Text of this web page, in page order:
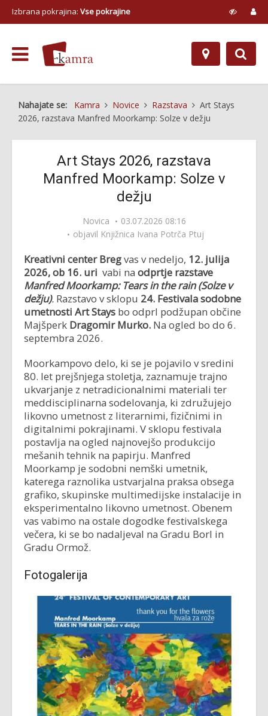
Izbrana pokrajina: Vse pokrajine
Nahajate se: Kamra Novice Razstava
Art Stays
2026, razstava Manfred Moorkamp: Solze v dežju
Art Stays 2026, razstava
Manfred Moorkamp: Solze v
dežju
Novica
03.07.2026 08:16
objavil Knjižnica Ivana Potrča Ptuj
Kreativni center Bregvas v nedeljo, 12. julija
2026, ob 16. uri vabi na odprtje razstave
Manfred Moorkamp: Tears in the rain (Solze v
dežju). Razstavo v sklopu 24. Festivala sodobne
umetnosti Art Stays bo odprl podžupan občine
Majšperk Dragomir Murko. Na ogled bo do 6.
septembra 2026.
Moorkampovo delo, ki se je pojavilo v sredini
80. let prejšnjega stoletja, zaznamuje trajno
ukvarjanje z netradicionalnimi materiali ter
meddisciplinarna sodelovanja, ki združujejo
likovno umetnost z literarnimi, fizičnimi in
digitalnimi pokrajinami. V sklopu festivala
postavlja na ogled najnovejšo produkcijo
mešanih tehnik na papirju. Manfred
Moorkamp je sodobni nemški umetnik,
katerega raznolika ustvarjalna praksa obsega
grafiko, skupinske multimedijske instalacije in
eksperimentalno likovno umetnost. Obenem
vas vabimo na ostale dogodke festivalskega
večera, ki se bo nadaljeval na Gradu Borl in
Gradu Ormož.
Fotogalerija